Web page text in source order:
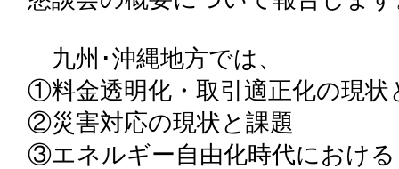
九州･沖縄地方では、
①料金透明化・取引適正化の現状
②災害対応の現状と課題
③エネルギー自由化時代におけ